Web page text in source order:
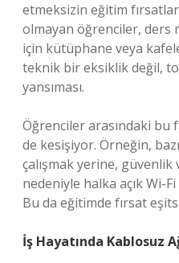
etmeksizin eğitim
olmayan öğrenciler, ders
için kütüphane veya
teknik bir eksiklik değil,
yansıması.
Öğrenciler arasındaki
de kesişiyor. Örneğin,
çalışmak yerine, güvenlik
nedeniyle halka açık Wi-
Bu da eğitimde fırsat
İş Hayatında Kablosuz